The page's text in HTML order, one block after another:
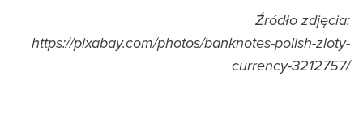
Źródło zdjęcia:
https://pixabay.com/photos/banknotes-polish-zloty-
currency-3212757/